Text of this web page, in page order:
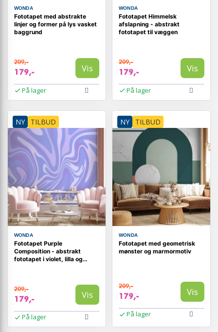
WONDA
Fototapet med abstrakte
linjer og former på lys vasket
baggrund
209,-
179,- Vis
På lager
WONDA
Fototapet Himmelsk
afslapning - abstrakt
fototapet til væggen
209,-
179,- Vis
På lager
NY TILBUD
WONDA
Fototapet Purple
Composition - abstrakt
fototapet i violet, lilla og
209,-
179,- Vis
På lager
NY TILBUD
WONDA
Fototapet med geometrisk
mønster og marmormotiv
209,-
179,- Vis
På lager